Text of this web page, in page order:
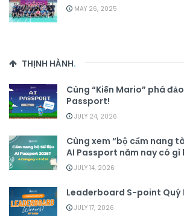
MAY 26, 2025
THỊNH HÀNH.
Cùng “Kiến Mario” phá
Passport!
JULY 24, 2026
Cùng xem “bộ cẩm nang
AI Passport năm nay có gì
JULY 14, 2026
Leaderboard S-point Quý
JULY 17, 2026